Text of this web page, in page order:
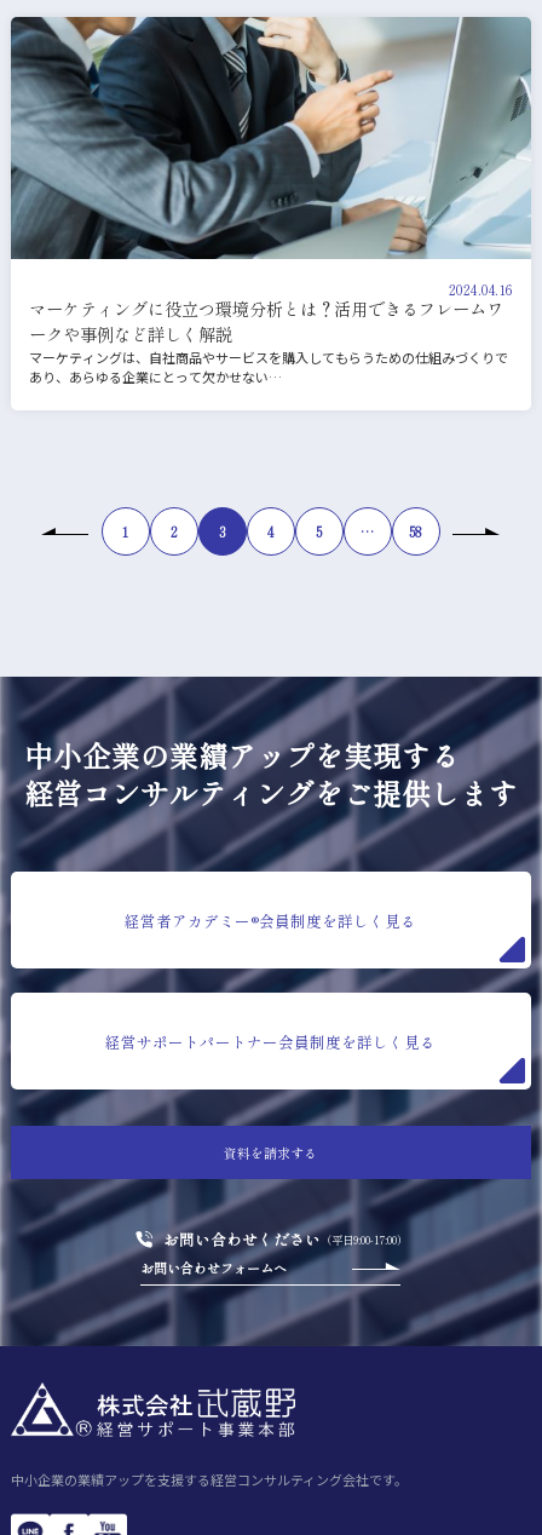
2024.04.16
マーケティングに役立つ環境分析とは？活用できるフレームワ
ークや事例など詳しく解説
マーケティングは、自社商品やサービスを購入してもらうための仕組みづくりで
あり、あらゆる企業にとって欠かせない…
1 2 3 4 5 … 58
中小企業の業績アップを実現する
経営コンサルティングをご提供します
資料を請求する
お問い合わせください （平日9:00-17:00）
お問い合わせフォームへ
経営者アカデミー®会員制度を詳しく見る
経営サポートパートナー会員制度を詳しく見る
中小企業の業績アップを支援する経営コンサルティング会社です。